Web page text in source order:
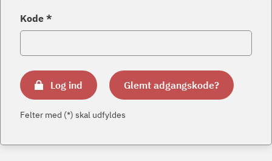
Kode *
Log ind Glemt adgangskode?
Felter med (*) skal udfyldes